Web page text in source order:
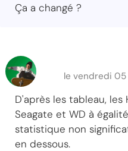
Ça a changé ?
le vendredi 05
D'après les tableau, les
Seagate et WD à
statistique non
en dessous.